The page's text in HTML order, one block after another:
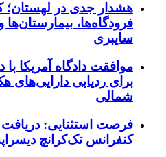
هشدار جدی در لهستان؛
فرودگاه‌ها،
سایبری
موافقت دادگاه آمریکا
شمالی
کنفرانس تک‌کرانچ دیسراپت